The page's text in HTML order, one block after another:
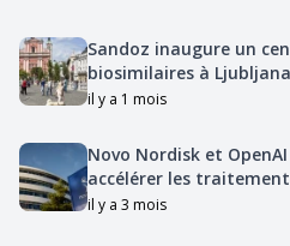
Sandoz inaugure un
biosimilaires à Ljubljana
il y a 1 mois
Novo Nordisk et
accélérer les
il y a 3 mois